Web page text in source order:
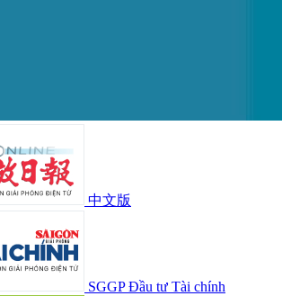
中文版
SGGP Đầu tư Tài chính